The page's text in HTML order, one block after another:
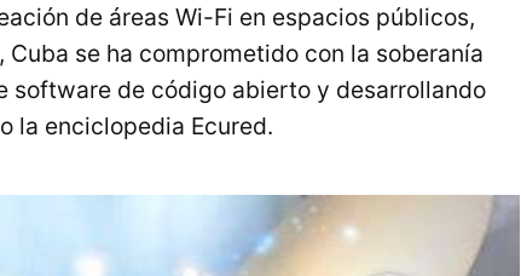
de áreas Wi-Fi en espacios públicos,
se ha comprometido con la soberanía
software de código abierto y desarrollando
la enciclopedia Ecured.